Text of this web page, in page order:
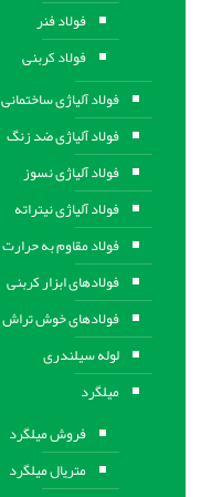
فولاد فنر
فولاد کربنی
فولاد آلیاژی ساختمانی
فولاد آلیاژی ضد زنگ
فولاد آلیاژی نسوز
فولاد آلیاژی نیتراته
فولاد مقاوم به حرارت
فولادهای ابزار کربنی
فولادهای خوش تراش
لوله سیلندری
میلگرد
فروش میلگرد
متریال میلگرد